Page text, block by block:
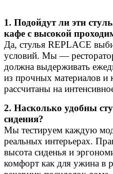
1. Подойдут ли эти
кафе с высокой
Да, стулья REPLACE
условий. Мы —
должна выдерживать
из прочных материалов и
рассчитаны на
2. Насколько удобны
сидения?
Мы тестируем каждую
реальных интерьерах.
высота сиденья и
комфорт как для ужина в